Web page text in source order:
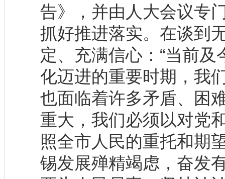
告》，并由人大会议专
抓好推进落实。在谈到
定、充满信心：“当前
化迈进的重要时期，我
也面临着许多矛盾、困
重大，我们必须以对党
照全市人民的重托和期
锡发展殚精竭虑，奋发